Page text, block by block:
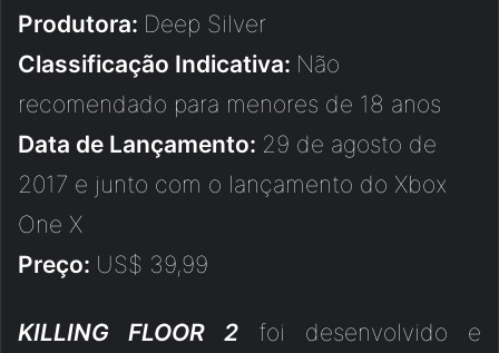
Produtora: Deep Silver
Classificação Indicativa: Não
recomendado para menores de 18 anos
Data de Lançamento: 29 de agosto de
2017 e junto com o lançamento do Xbox
One X
Preço: US$ 39,99
KILLING FLOOR 2
foi desenvolvido e